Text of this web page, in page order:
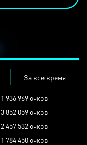
За все время
1 936 969 очков
3 852 059 очков
2 457 532 очков
1 784 450 очков